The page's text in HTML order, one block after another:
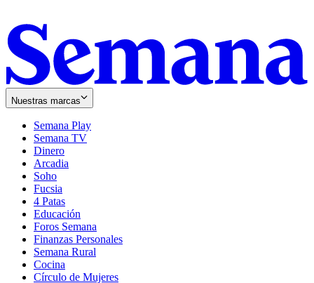
Nuestras marcas
Semana Play
Semana TV
Dinero
Arcadia
Soho
in
new
window
Fucsia
in
new
window
4 Patas
Educación
Foros Semana
Finanzas Personales
Semana Rural
Cocina
Círculo de Mujeres